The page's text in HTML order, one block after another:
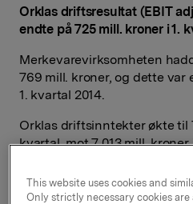
Orklas driftsresultat (EBIT
endte på 725 mill. kroner i 1.
Merkevarevirksomheten
769 mill. kroner, og dette var
1. kvartal 2014.
Orklas driftsinntekter økte til
kvartal, mot 7.013 mill. kroner
%. Det var salgsvekst i
også justert for positive
This website uses cookies and
Only strictly necessary cookies